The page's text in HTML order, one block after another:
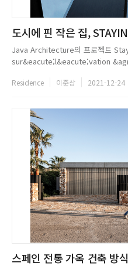
도시에 핀 작은 집,
Java Architecture의 프로젝트
sur&eacute;l&eacute;vation
다. 기존 건물에 3개 층을 추가함으
Residence 이준상 2021-12-24
스페인 전통 가옥 건축 방